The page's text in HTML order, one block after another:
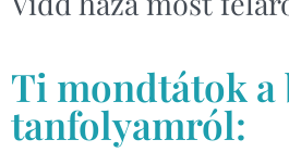
Ti mondtátok
tanfolyamról: